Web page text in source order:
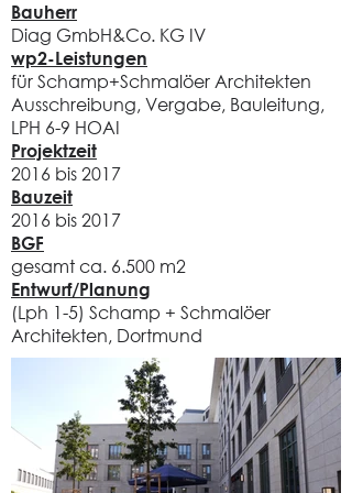
Bauherr
Diag GmbH&Co. KG IV
wp2-Leistungen
für Schamp+Schmalöer Architekten
Ausschreibung, Vergabe, Bauleitung,
LPH 6-9 HOAI
Projektzeit
2016 bis 2017
Bauzeit
2016 bis 2017
BGF
gesamt ca. 6.500 m2
Entwurf/Planung
(Lph 1-5) Schamp + Schmalöer
Architekten, Dortmund